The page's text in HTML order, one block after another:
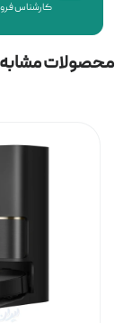
کارشناس
محصولات مشابه